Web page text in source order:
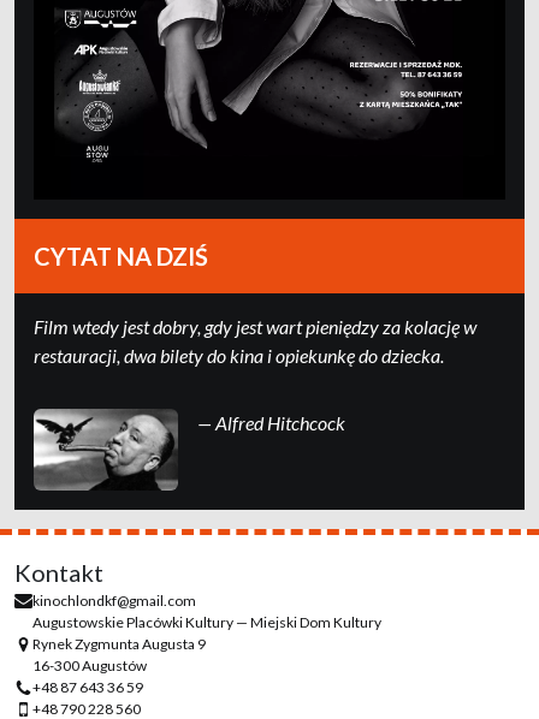
CYTAT NA DZIŚ
Film wtedy jest dobry, gdy jest wart pieniędzy za kolację w
restauracji, dwa bilety do kina i opiekunkę do dziecka.
— Alfred Hitchcock
Kontakt
kinochlondkf@gmail.com
Augustowskie Placówki Kultury — Miejski Dom Kultury
Rynek Zygmunta Augusta 9
16-300 Augustów
+48 87 643 36 59
+48 790 228 560